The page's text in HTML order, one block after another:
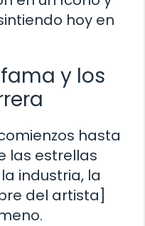
hoy en
y los
hasta
las estrellas
industria, la
del artista]